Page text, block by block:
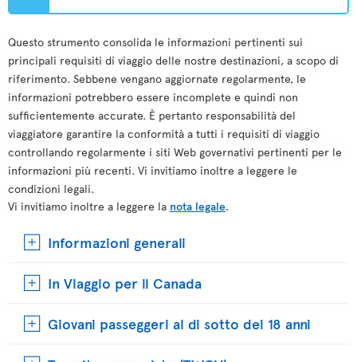
Questo strumento consolida le informazioni pertinenti sui
principali requisiti di viaggio delle nostre destinazioni, a scopo di
riferimento. Sebbene vengano aggiornate regolarmente, le
informazioni potrebbero essere incomplete e quindi non
sufficientemente accurate. È pertanto responsabilità del
viaggiatore garantire la conformità a tutti i requisiti di viaggio
controllando regolarmente i siti Web governativi pertinenti per le
informazioni più recenti. Vi invitiamo inoltre a leggere le
condizioni legali.
Vi invitiamo inoltre a leggere la nota legale.
Informazioni generali
In Viaggio per il Canada
Giovani passeggeri al di sotto dei 18 anni